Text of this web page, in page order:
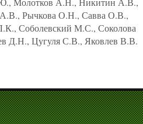
Рычкова О.Н., Савва О.В.,
Соболевский М.С., Соколова
Д.Н., Цугуля С.В., Яковлев В.В.